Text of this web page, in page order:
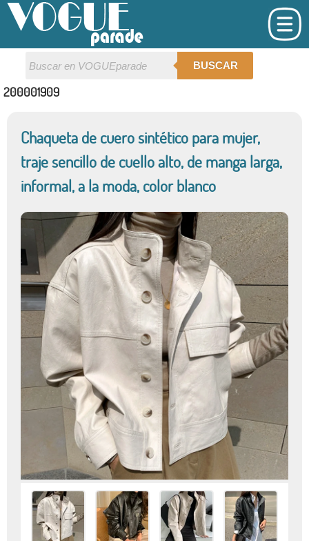
BUSCAR
200001909
Chaqueta de cuero sintético para mujer,
traje sencillo de cuello alto, de manga larga,
informal, a la moda, color blanco